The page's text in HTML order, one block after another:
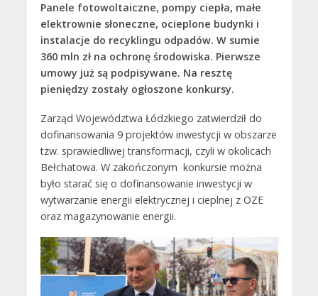
Panele fotowoltaiczne, pompy ciepła, małe
elektrownie słoneczne, ocieplone budynki i
instalacje do recyklingu odpadów. W sumie
360 mln zł na ochronę środowiska. Pierwsze
umowy już są podpisywane. Na resztę
pieniędzy zostały ogłoszone konkursy.
Zarząd Województwa Łódzkiego zatwierdził do
dofinansowania 9 projektów inwestycji w obszarze
tzw. sprawiedliwej transformacji, czyli w okolicach
Bełchatowa. W zakończonym konkursie można
było starać się o dofinansowanie inwestycji w
wytwarzanie energii elektrycznej i cieplnej z OZE
oraz magazynowanie energii.